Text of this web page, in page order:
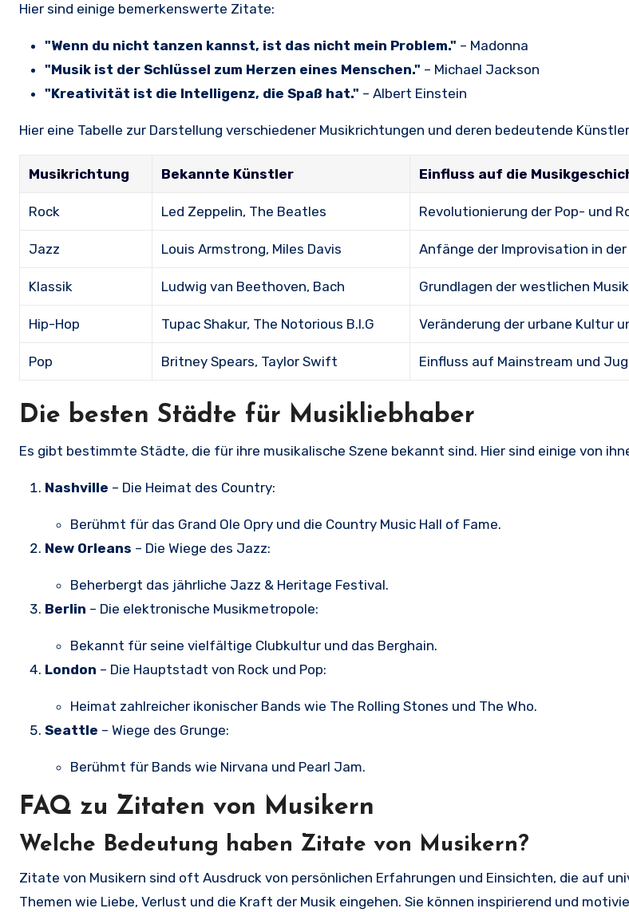
Hier sind einige bemerkenswerte Zitate:
"Wenn du nicht tanzen kannst, ist das nicht mein Problem." – Madonna
"Musik ist der Schlüssel zum Herzen eines Menschen." – Michael Jackson
"Kreativität ist die Intelligenz, die Spaß hat." – Albert Einstein
Hier eine Tabelle zur Darstellung verschiedener Musikrichtungen und deren bedeutende
Musikrichtung Bekannte Künstler Einfluss auf die
Rock Led Zeppelin, The Beatles Revolutionierung der Pop- und
Jazz Louis Armstrong, Miles Davis Anfänge der Improvisation in der
Klassik Ludwig van Beethoven, Bach Grundlagen der westlichen
Hip-Hop Tupac Shakur, The Notorious B.I.G Veränderung der urbane Kultur
Pop Britney Spears, Taylor Swift Einfluss auf Mainstream und
Die besten Städte für Musikliebhaber
Es gibt bestimmte Städte, die für ihre musikalische Szene bekannt sind. Hier sind einige von
Nashville – Die Heimat des Country:
Berühmt für das Grand Ole Opry und die Country Music Hall of Fame.
New Orleans – Die Wiege des Jazz:
Beherbergt das jährliche Jazz & Heritage Festival.
Berlin – Die elektronische Musikmetropole:
Bekannt für seine vielfältige Clubkultur und das Berghain.
London – Die Hauptstadt von Rock und Pop:
Heimat zahlreicher ikonischer Bands wie The Rolling Stones und The Who.
Seattle – Wiege des Grunge:
Berühmt für Bands wie Nirvana und Pearl Jam.
FAQ zu Zitaten von Musikern
Welche Bedeutung haben Zitate von Musikern?
Zitate von Musikern sind oft Ausdruck von persönlichen Erfahrungen und Einsichten, die auf
Themen wie Liebe, Verlust und die Kraft der Musik eingehen. Sie können inspirierend und